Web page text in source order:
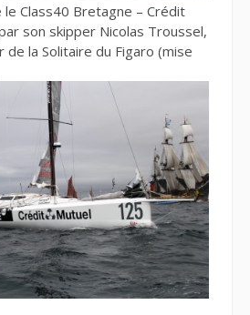
Class40 Bretagne – Crédit
son skipper Nicolas Troussel,
de la Solitaire du Figaro (mise